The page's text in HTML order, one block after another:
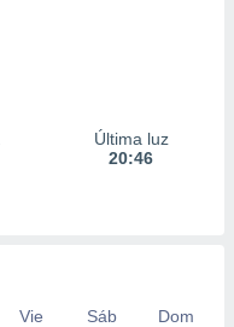
Última luz
20:46
Vie Sáb
Dom